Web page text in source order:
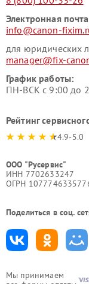
Мы принимаем
Электронная
info@canon-
для юридических
manager@fix-
График работы:
ПН-ВСК с 9:00 до
Рейтинг
4.9-5.0
ООО "Русервис"
ИНН 7702633247
ОГРН
Поделиться в соц.